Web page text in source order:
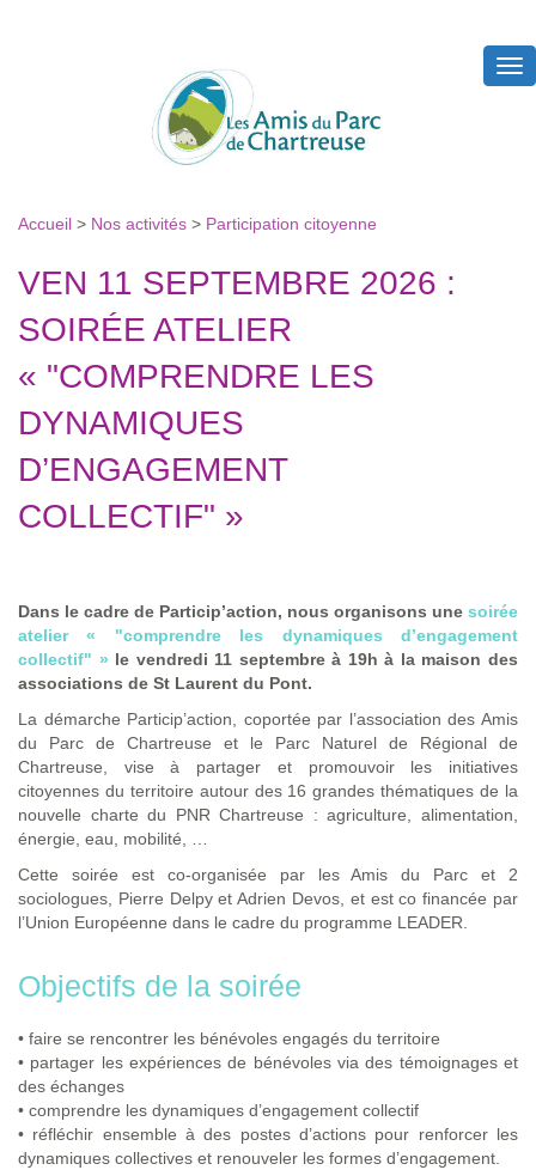
Accueil > Nos activités > Participation citoyenne
VEN 11 SEPTEMBRE 2026 :
SOIRÉE ATELIER
« "COMPRENDRE LES
DYNAMIQUES
D’ENGAGEMENT
COLLECTIF" »
Dans le cadre de Particip’action, nous organisons une soirée
atelier « "comprendre les dynamiques d’engagement
collectif" » le vendredi 11 septembre à 19h à la maison des
associations de St Laurent du Pont.
La démarche Particip’action, coportée par l’association des Amis
du Parc de Chartreuse et le Parc Naturel de Régional de
Chartreuse, vise à partager et promouvoir les initiatives
citoyennes du territoire autour des 16 grandes thématiques de la
nouvelle charte du PNR Chartreuse : agriculture, alimentation,
énergie, eau, mobilité, …
Cette soirée est co-organisée par les Amis du Parc et 2
sociologues, Pierre Delpy et Adrien Devos, et est co financée par
l’Union Européenne dans le cadre du programme LEADER.
Objectifs de la soirée
• faire se rencontrer les bénévoles engagés du territoire
• partager les expériences de bénévoles via des témoignages et
des échanges
• comprendre les dynamiques d’engagement collectif
• réfléchir ensemble à des postes d’actions pour renforcer les
dynamiques collectives et renouveler les formes d’engagement.